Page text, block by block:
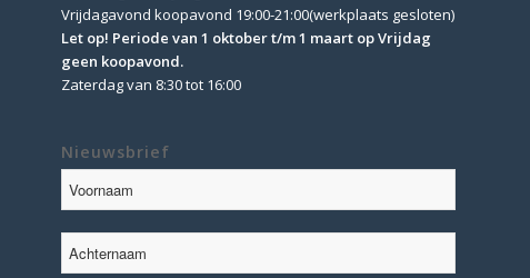
Vrijdagavond koopavond 19:00-21:00(werkplaats gesloten)
Let op! Periode van 1 oktober t/m 1 maart op Vrijdag
geen koopavond.
Zaterdag van 8:30 tot 16:00
Nieuwsbrief